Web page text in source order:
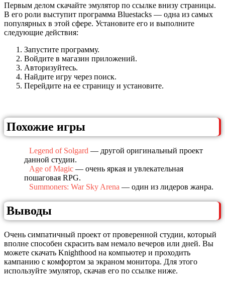
Первым делом скачайте эмулятор по ссылке внизу страницы.
В его роли выступит программа Bluestacks — одна из самых
популярных в этой сфере. Установите его и выполните
следующие действия:
Запустите программу.
Войдите в магазин приложений.
Авторизуйтесь.
Найдите игру через поиск.
Перейдите на ее страницу и установите.
Похожие игры
Legend of Solgard — другой оригинальный проект
данной студии.
Age of Magic — очень яркая и увлекательная
пошаговая RPG.
Summoners: War Sky Arena — один из лидеров жанра.
Выводы
Очень симпатичный проект от проверенной студии, который
вполне способен скрасить вам немало вечеров или дней. Вы
можете скачать Knighthood на компьютер и проходить
кампанию с комфортом за экраном монитора. Для этого
используйте эмулятор, скачав его по ссылке ниже.